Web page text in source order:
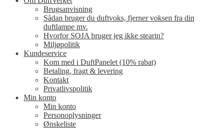
Brugsanvisning
Sådan bruger du duftvoks, fjerner voksen fra din
duftlampe mv.
Hvorfor SOJA bruger jeg ikke stearin?
Miljøpolitik
Kundeservice
Kom med i DuftPanelet (10% rabat)
Betaling, fragt & levering
Kontakt
Privatlivspolitik
Min konto
Min konto
Personoplysninger
Ønskeliste